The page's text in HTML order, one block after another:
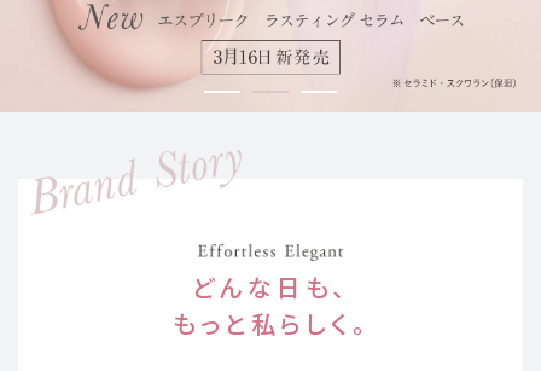
どんな日も、
もっと私らしく。